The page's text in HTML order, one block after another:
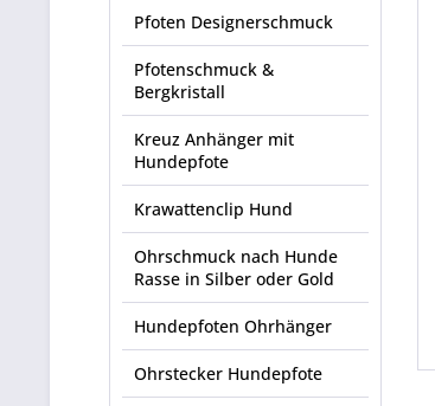
Pfoten Designerschmuck
Pfotenschmuck &
Bergkristall
Kreuz Anhänger mit
Hundepfote
Krawattenclip Hund
Ohrschmuck nach Hunde
Rasse in Silber oder Gold
Hundepfoten Ohrhänger
Ohrstecker Hundepfote